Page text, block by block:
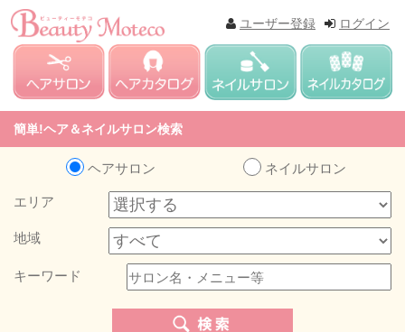
ログイン
ユーザー登録
簡単!ヘア＆ネイルサロン検索
ヘアサロン ネイルサロン
エリア
地域
キーワード